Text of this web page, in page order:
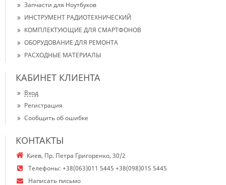
Запчасти для Ноутбуков
ИНСТРУМЕНТ РАДИОТЕХНИЧЕСКИЙ
КОМПЛЕКТУЮЩИЕ ДЛЯ СМАРТФОНОВ
ОБОРУДОВАНИЕ ДЛЯ РЕМОНТА
РАСХОДНЫЕ МАТЕРИАЛЫ
КАБИНЕТ КЛИЕНТА
Вход
Регистрация
Сообщить об ошибке
КОНТАКТЫ
Киев, Пр. Петра Григоренко, 30/2
Телефоны: +38(063)011 5445 +38(098)015 5445
Написать письмо